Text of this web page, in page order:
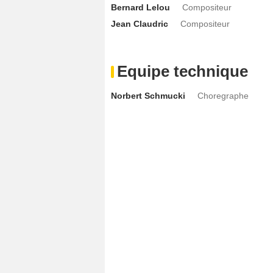
Bernard Lelou
Compositeur
Jean Claudric
Compositeur
Equipe technique
Norbert Schmucki Choregraphe